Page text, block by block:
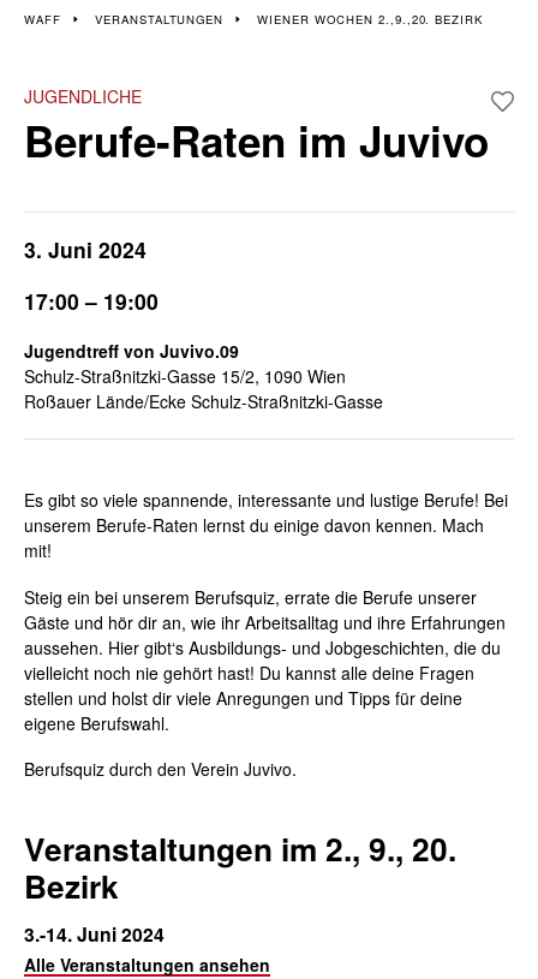
Veranstaltungen im 2.,
Wiener Wochen für Beruf und Weiterbildung I 3. - 14. Juni
WAFF VERANSTALTUNGEN WIENER WOCHEN 2.,9.,20. BEZIRK
JUGENDLICHE
Berufe-Raten im Juvivo
3. Juni 2024
17:00 – 19:00
Jugendtreff von Juvivo.09
Schulz-Straßnitzki-Gasse 15/2, 1090 Wien
Roßauer Lände/Ecke Schulz-Straßnitzki-Gasse
Es gibt so viele spannende, interessante und lustige Berufe! Bei
unserem Berufe-Raten lernst du einige davon kennen. Mach
mit!
Steig ein bei unserem Berufsquiz, errate die Berufe unserer
Gäste und hör dir an, wie ihr Arbeitsalltag und ihre Erfahrungen
aussehen. Hier gibt‘s Ausbildungs- und Jobgeschichten, die du
vielleicht noch nie gehört hast! Du kannst alle deine Fragen
stellen und holst dir viele Anregungen und Tipps für deine
eigene Berufswahl.
Berufsquiz durch den Verein Juvivo.
Veranstaltungen im 2., 9., 20.
Bezirk
3.-14. Juni 2024
Alle Veranstaltungen ansehen